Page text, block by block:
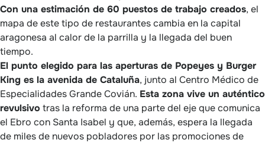
Con una estimación de 60 puestos de trabajo creados, el
mapa de este tipo de restaurantes cambia en la capital
aragonesa al calor de la parrilla y la llegada del buen
tiempo.
El punto elegido para las aperturas de Popeyes y Burger
King es la avenida de Cataluña, junto al Centro Médico de
Especialidades Grande Covián. Esta zona vive un auténtico
revulsivo tras la reforma de una parte del eje que comunica
el Ebro con Santa Isabel y que, además, espera la llegada
de miles de nuevos pobladores por las promociones de